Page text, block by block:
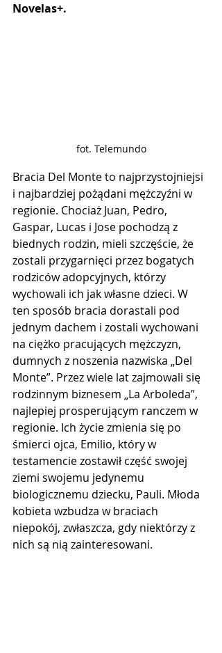
Novelas+.
fot. Telemundo
Bracia Del Monte to najprzystojniejsi
i najbardziej pożądani mężczyźni w
regionie. Chociaż Juan, Pedro,
Gaspar, Lucas i Jose pochodzą z
biednych rodzin, mieli szczęście, że
zostali przygarnięci przez bogatych
rodziców adopcyjnych, którzy
wychowali ich jak własne dzieci. W
ten sposób bracia dorastali pod
jednym dachem i zostali wychowani
na ciężko pracujących mężczyzn,
dumnych z noszenia nazwiska „Del
Monte”. Przez wiele lat zajmowali się
rodzinnym biznesem „La Arboleda”,
najlepiej prosperującym ranczem w
regionie. Ich życie zmienia się po
śmierci ojca, Emilio, który w
testamencie zostawił część swojej
ziemi swojemu jedynemu
biologicznemu dziecku, Pauli. Młoda
kobieta wzbudza w braciach
niepokój, zwłaszcza, gdy niektórzy z
nich są nią zainteresowani.